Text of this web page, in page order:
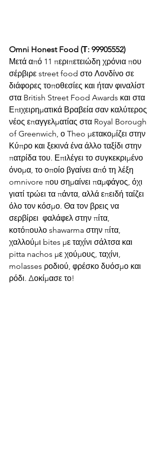
Omni Honest Food (Τ: 99905552)
Μετά από 11 περιπετειώδη χρόνια που
σέρβιρε street food στο Λονδίνο σε
διάφορες τοποθεσίες και ήταν φιναλίστ
στα British Street Food Awards και στα
Επιχειρηματικά Βραβεία σαν καλύτερος
νέος επαγγελματίας στα Royal Borough
of Greenwich, ο Theo μετακομίζει στην
Κύπρο και ξεκινά ένα άλλο ταξίδι στην
πατρίδα του. Επιλέγει το συγκεκριμένο
όνομα, το οποίο βγαίνει από τη λέξη
omnivore που σημαίνει παμφάγος, όχι
γιατί τρώει τα πάντα, αλλά επειδή ταίζει
όλο τον κόσμο. Θα τον βρεις να
σερβίρει  φαλάφελ στην πίτα,
κοτόπουλο shawarma στην πίτα,
χαλλούμι bites με ταχίνι σάλτσα και
pitta nachos με χούμους, ταχίνι,
molasses ροδιού, φρέσκο δυόσμο και
ρόδι. Δοκίμασε το!